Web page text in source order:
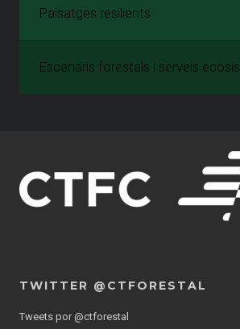
Paisatges resilients
Escenaris forestals i serveis
TWITTER @CTFORESTAL
Tweets por @ctforestal